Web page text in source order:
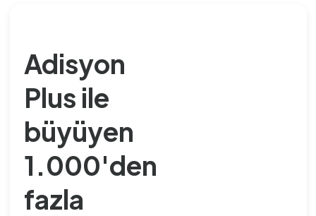
Adisyon
Plus ile
büyüyen
1.000'den
fazla